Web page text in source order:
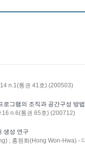
n.1(통권 41호) (200503)
로그램의 조직과 공간구성 방
n.6(통권 65호) (200712)
생성 연구
; 홍원화(Hong Won-Hwa) -